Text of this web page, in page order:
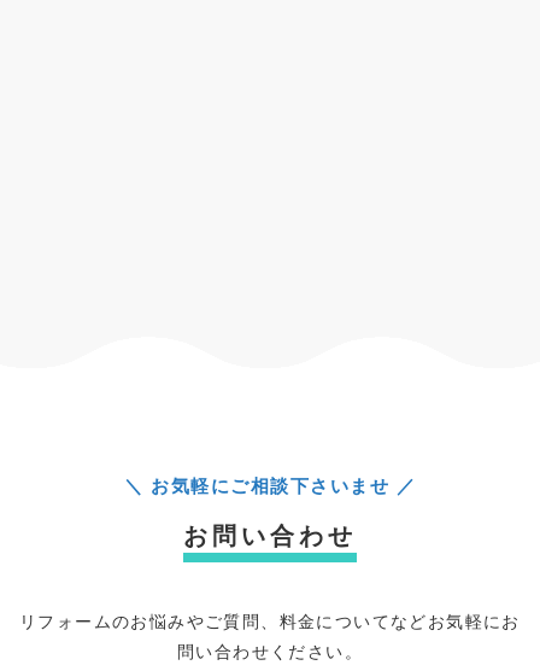
＼ お気軽にご相談下さいませ ／
お問い合わせ
リフォームのお悩みやご質問、料金についてなどお気軽にお
問い合わせください。